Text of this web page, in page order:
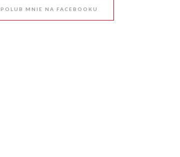
POLUB MNIE NA FACEBOOKU